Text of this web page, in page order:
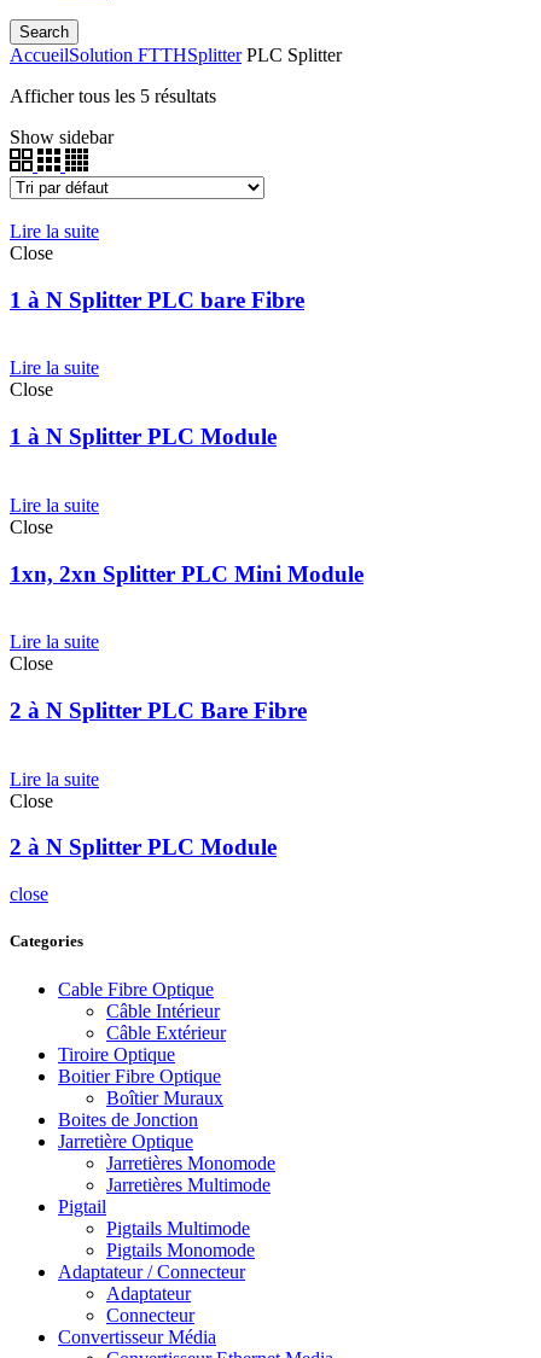
Search
AccueilSolution FTTHSplitterPLC Splitter
Afficher tous les 5 résultats
Show sidebar
Lire la suite
Close
1 à N Splitter PLC bare Fibre
Lire la suite
Close
1 à N Splitter PLC Module
Lire la suite
Close
1xn, 2xn Splitter PLC Mini Module
Lire la suite
Close
2 à N Splitter PLC Bare Fibre
Lire la suite
Close
2 à N Splitter PLC Module
close
Categories
Cable Fibre Optique
Câble Intérieur
Câble Extérieur
Tiroire Optique
Boitier Fibre Optique
Boîtier Muraux
Boites de Jonction
Jarretière Optique
Jarretières Monomode
Jarretières Multimode
Pigtail
Pigtails Multimode
Pigtails Monomode
Adaptateur / Connecteur
Adaptateur
Connecteur
Convertisseur Média